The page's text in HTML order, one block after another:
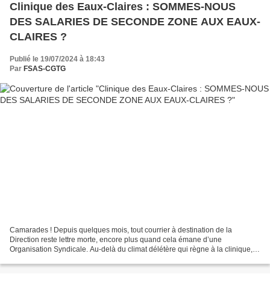
Clinique des Eaux-Claires : SOMMES-NOUS
DES SALARIES DE SECONDE ZONE AUX EAUX-
CLAIRES ?
Publié le 19/07/2024 à 18:43
Par FSAS-CGTG
Camarades ! Depuis quelques mois, tout courrier à destination de la
Direction reste lettre morte, encore plus quand cela émane d’une
Organisation Syndicale. Au-delà du climat délétère qui règne à la clinique,